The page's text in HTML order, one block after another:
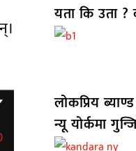
यता कि उता ?
लोकप्रिय
न्यू योर्कमा